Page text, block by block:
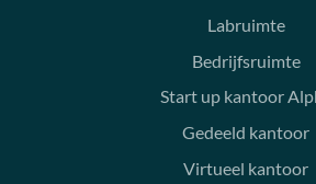
Labruimte
Bedrijfsruimte
Start up kantoor
Gedeeld kantoor
Virtueel kantoor